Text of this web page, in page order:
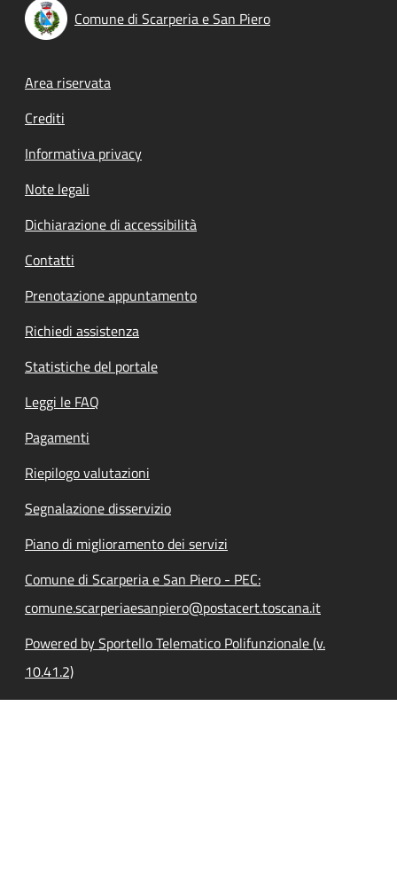
Comune di Scarperia e San Piero
Footer menu
Area riservata
Crediti
Informativa privacy
Note legali
Dichiarazione di accessibilità
Contatti
Prenotazione appuntamento
Richiedi assistenza
Statistiche del portale
Leggi le FAQ
Pagamenti
Riepilogo valutazioni
Segnalazione disservizio
Piano di miglioramento dei servizi
Comune di Scarperia e San Piero - PEC:
comune.scarperiaesanpiero@postacert.toscana.it
Powered by Sportello Telematico Polifunzionale (v.
10.41.2)